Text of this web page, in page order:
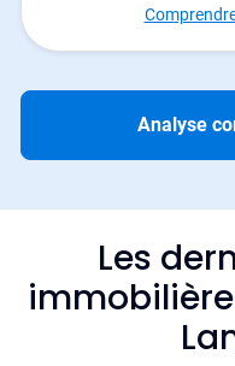
Analyse
Les